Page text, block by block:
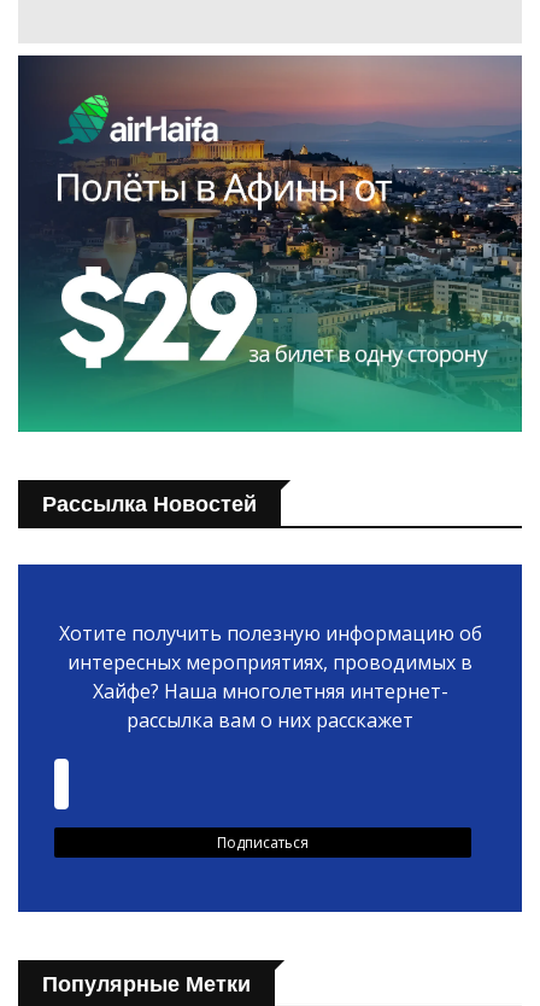
Рассылка Новостей
Хотите получить полезную информацию об
интересных мероприятиях, проводимых в
Хайфе? Наша многолетняя интернет-
рассылка вам о них расскажет
Популярные Метки